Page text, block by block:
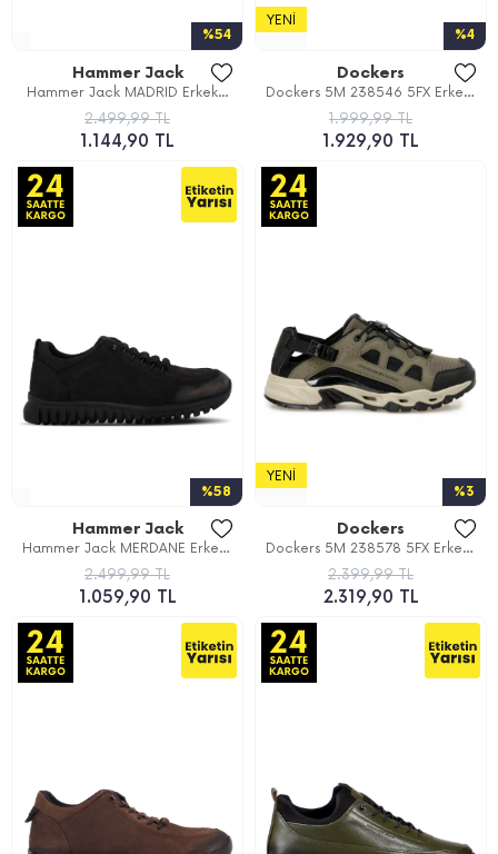
%54
Hammer Jack
Hammer Jack MADRID Erkek...
2.499,99 TL
1.144,90 TL
%4
YENI
Dockers
Dockers 5M 238546 5FX Erkek...
1.999,99 TL
1.929,90 TL
%58
Hammer Jack
Hammer Jack MERDANE Erkek...
2.499,99 TL
1.059,90 TL
%3
YENI
Dockers
Dockers 5M 238578 5FX Erkek...
2.399,99 TL
2.319,90 TL